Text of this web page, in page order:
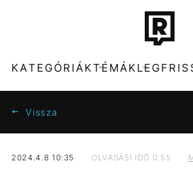
KATEGÓRIÁKTÉMÁK
Vissza
2024.4.8 10:35 OLVASÁSI IDŐ 0:55